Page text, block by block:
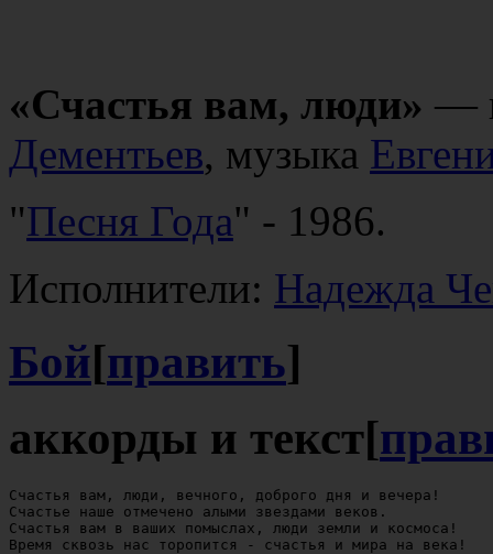
«Счастья вам, люди» —
Дементьев, музыка
"Песня Года" - 1986.
Исполнители: Надежда
Бой[править]
аккорды и текст[
Счастья вам, люди, вечного, доброго дня и вечера!
Счастье наше отмечено алыми звездами веков.
Счастья вам в ваших помыслах, люди земли и космоса!
Время сквозь нас торопится - счастья и мира на века!